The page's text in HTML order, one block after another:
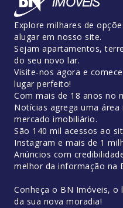
Explore milhares de
alugar em nosso site.
Sejam apartamentos,
do seu novo lar.
Visite-nos agora e
lugar perfeito!
Com mais de 18 anos no
Notícias agrega uma
mercado imobiliário.
São 140 mil acessos ao
Instagram e mais de 1
Anúncios com
melhor da informação na
Conheça o BN Imóveis,
da sua nova moradia!